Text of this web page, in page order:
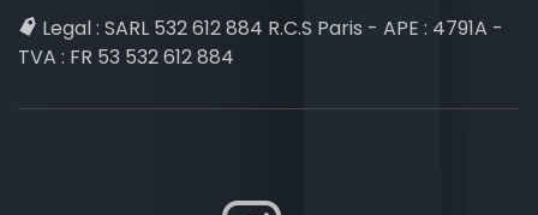
Legal : SARL 532 612 884 R.C.S Paris - APE : 4791A -
TVA : FR 53 532 612 884